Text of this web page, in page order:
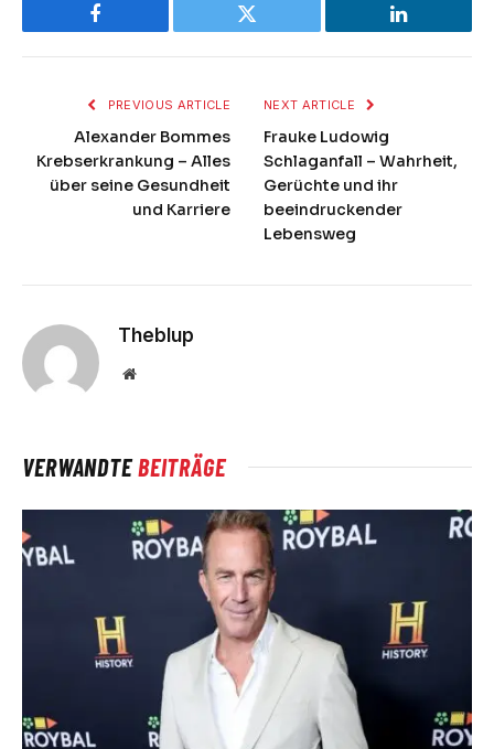
Facebook Twitter LinkedIn
PREVIOUS ARTICLE
Alexander Bommes
Krebserkrankung – Alles
über seine Gesundheit
und Karriere
NEXT ARTICLE
Frauke Ludowig
Schlaganfall – Wahrheit,
Gerüchte und ihr
beeindruckender
Lebensweg
Theblup
Website
VERWANDTEBEITRÄGE